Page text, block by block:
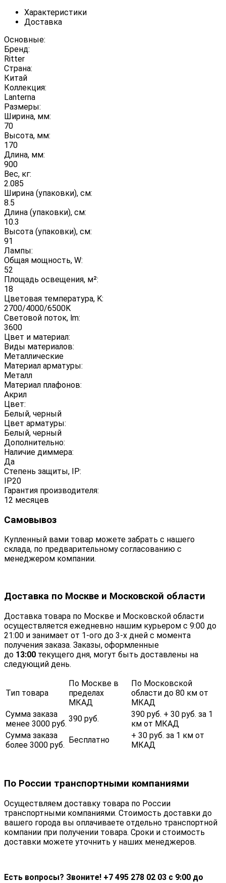
Характеристики
Доставка
Основные:
Бренд:
Ritter
Страна:
Китай
Коллекция:
Lanterna
Размеры:
Ширина, мм:
70
Высота, мм:
170
Длина, мм:
900
Вес, кг:
2.085
Ширина (упаковки), см:
8.5
Длина (упаковки), см:
10.3
Высота (упаковки), см:
91
Лампы:
Общая мощность, W:
52
Площадь освещения, м²:
18
Цветовая температура, K:
2700/4000/6500K
Световой поток, lm:
3600
Цвет и материал:
Виды материалов:
Металлические
Материал арматуры:
Металл
Материал плафонов:
Акрил
Цвет:
Белый, черный
Цвет арматуры:
Белый, черный
Дополнительно:
Наличие диммера:
Да
Степень защиты, IP:
IP20
Гарантия производителя:
12 месяцев
Самовывоз
Купленный вами товар можете забрать с нашего
склада, по предварительному согласованию с
менеджером компании.
Доставка по Москве и Московской области
Доставка товара по Москве и Московской области
осуществляется ежедневно нашим курьером с 9:00 до
21:00 и занимает от 1-ого до 3-х дней с момента
получения заказа. Заказы, оформленные
до 13:00 текущего дня, могут быть доставлены на
следующий день.
Тип товара
По Москве в
пределах
МКАД
По Московской
области до 80 км от
МКАД
Сумма заказа
менее 3000 руб.
390 руб.
390 руб. + 30 руб. за 1
км от МКАД
Сумма заказа
более 3000 руб.
Бесплатно
+ 30 руб. за 1 км от
МКАД
По России транспортными компаниями
Осуществляем доставку товара по России
транспортными компаниями. Стоимость доставки до
вашего города вы оплачиваете отдельно транспортной
компании при получении товара. Сроки и стоимость
доставки можете уточнить у наших менеджеров.
Есть вопросы? Звоните! +7 495 278 02 03 с 9:00 до